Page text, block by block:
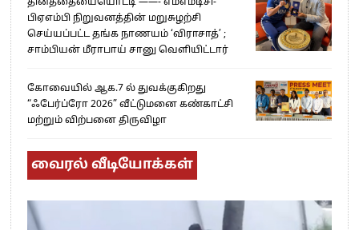
பிஏஎம்பி நிறுவனத்தின் மறுசுழற்சி
செய்யப்பட்ட தங்க நாணயம் ‘விராசாத்’ ;
சாம்பியன் மீராபாய் சானு வெளியிட்டார்
கோவையில் ஆக.7 ல் துவக்குகிறது
“ஃபேர்ப்ரோ 2026” வீட்டுமனை கண்காட்சி
மற்றும் விற்பனை திருவிழா
வைரல் வீடியோக்கள்